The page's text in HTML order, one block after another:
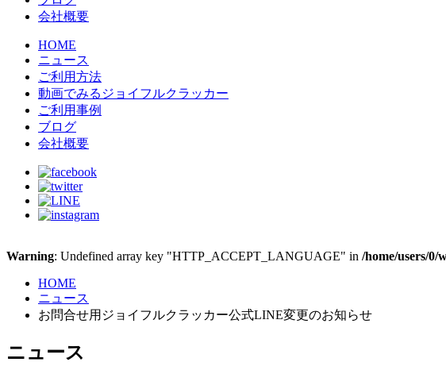
会社概要
HOME
ニュース
ご利用方法
動画でみるジョイフルクラッカー
ご利用事例
ブログ
会社概要
Warning: Undefined array key "HTTP_ACCEPT_LANGUAGE" in /home/users/0/
HOME
ニュース
お問合せ用ジョイフルクラッカー公式LINE変更のお知らせ
ニュース